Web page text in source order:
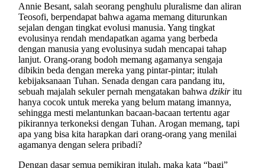
Annie Besant, salah seorang penghulu pluralisme dan aliran
Teosofi, berpendapat bahwa agama memang diturunkan
sejalan dengan tingkat evolusi manusia. Yang tingkat
evolusinya rendah mendapatkan agama yang berbeda
dengan manusia yang evolusinya sudah mencapai tahap
lanjut. Orang-orang bodoh memang agamanya sengaja
dibikin beda dengan mereka yang pintar-pintar; itulah
kebijaksanaan Tuhan. Senada dengan cara pandang itu,
sebuah majalah sekuler pernah mengatakan bahwa dzikiritu
hanya cocok untuk mereka yang belum matang imannya,
sehingga mesti melantunkan bacaan-bacaan tertentu agar
pikirannya terkoneksi dengan Tuhan. Arogan memang, tapi
apa yang bisa kita harapkan dari orang-orang yang menilai
agamanya dengan selera pribadi?
Dengan dasar semua pemikiran itulah, maka kata “bagi”